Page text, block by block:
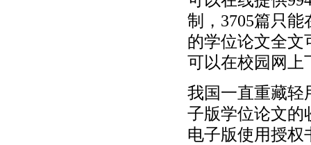
制，3705篇只
的学位论文全文
可以在校园网上
我国一直重藏轻
子版学位论文的
电子版使用授权